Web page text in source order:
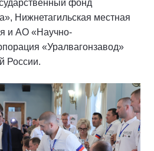
фонд
Нижнетагильская местная
и АО «Научно-
«Уралвагонзавод»
России.